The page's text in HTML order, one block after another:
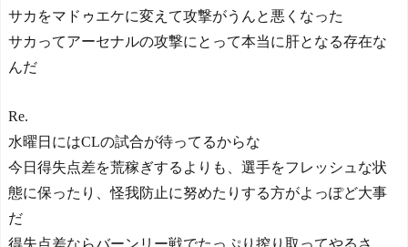
サカをマドゥエケに変えて攻撃がうんと悪くなった
サカってアーセナルの攻撃にとって本当に肝となる存在な
んだ
Re.
水曜日にはCLの試合が待ってるからな
今日得失点差を荒稼ぎするよりも、選手をフレッシュな状
態に保ったり、怪我防止に努めたりする方がよっぽど大事
だ
得失点差ならバーンリー戦でたっぷり搾り取ってやるさ